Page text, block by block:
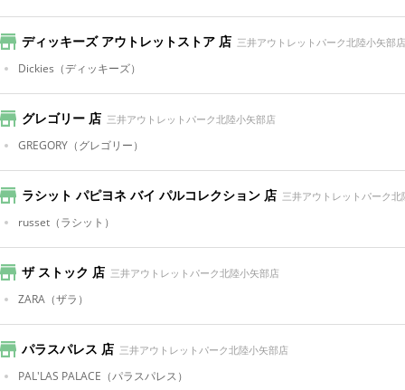
ディッキーズ アウトレットストア 店 三井アウトレットパーク北陸小矢部店
Dickies （ディッキーズ）
グレゴリー 店 三井アウトレットパーク北陸小矢部店
GREGORY （グレゴリー）
ラシット パピヨネ バイ パルコレクション 店 三井アウトレットパーク北
russet （ラシット）
ザ ストック 店 三井アウトレットパーク北陸小矢部店
ZARA （ザラ）
パラスパレス 店 三井アウトレットパーク北陸小矢部店
PAL'LAS PALACE （パラスパレス）